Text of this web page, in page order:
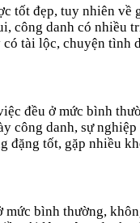
tốt đẹp, tuy nhiên về
công danh có nhiều
tài lộc, chuyện tình
đều ở mức bình
công danh, sự
đặng tốt, gặp nhiều
bình thường,